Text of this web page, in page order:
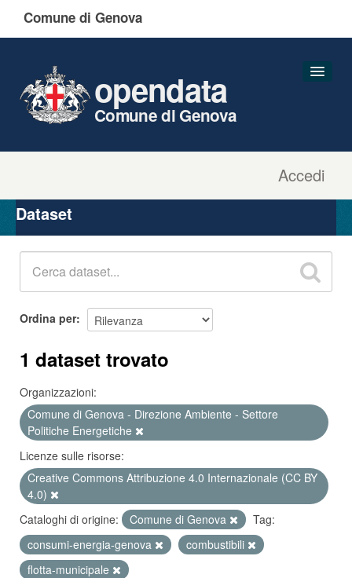
Comune di Genova
Accedi
opendata
Comune di Genova
Organizzazioni
Gruppi
Dataset
Ordina per
1 dataset trovato
Organizzazioni:
Comune di Genova - Direzione Ambiente - Settore
Politiche Energetiche
Licenze sulle risorse:
Creative Commons Attribuzione 4.0 Internazionale (CC BY
4.0)
Cataloghi di origine:
Comune di Genova
Tag:
consumi-energia-genova
combustibili
flotta-municipale